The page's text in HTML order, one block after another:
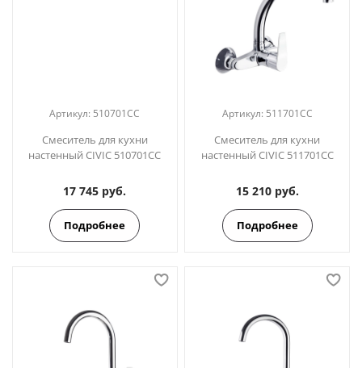
Артикул: 510701CC
Смеситель для кухни
настенный CIVIC 510701CC
17 745 руб.
Подробнее
Артикул: 511701CC
Смеситель для кухни
настенный CIVIC 511701CC
15 210 руб.
Подробнее